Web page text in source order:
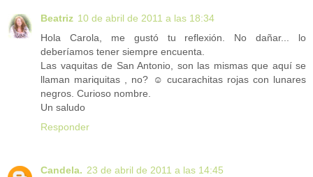
Beatriz 10 de abril de 2011 a las 18:34
Hola Carola, me gustó tu reflexión. No dañar... lo
deberíamos tener siempre encuenta.
Las vaquitas de San Antonio, son las mismas que aquí se
llaman mariquitas , no? ☺ cucarachitas rojas con lunares
negros. Curioso nombre.
Un saludo
Responder
Candela. 23 de abril de 2011 a las 14:45